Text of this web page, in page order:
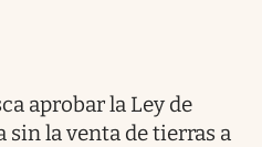
aprobar la Ley de
sin la venta de tierras a